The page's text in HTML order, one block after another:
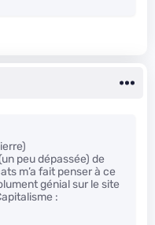
peu dépassée) de
m’a fait penser à ce
génial sur le site
: